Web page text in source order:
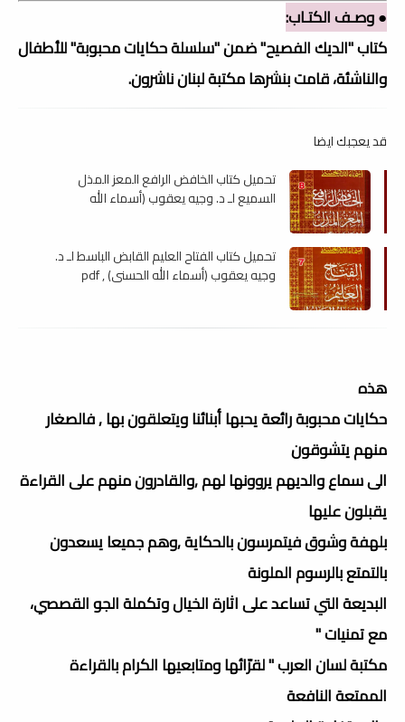
● وصـف الكتـاب:
كتاب "الديك الفصيح" ضمن "سلسلة حكايات محبوبة" للأطفال
والناشئة، قامت بنشرها مكتبة لبنان ناشرون.
قد يعجبك ايضا
تحميل كتاب الخافض الرافع المعز المذل
السميع لـ د. وجيه يعقوب (أسماء الله
تحميل كتاب الفتاح العليم القابض الباسط لـ د.
وجيه يعقوب (أسماء الله الحسنى) , pdf
هذه
حكايات محبوبة رائعة يحبها أبنائنا ويتعلقون بها , فالصغار
منهم يتشوقون
الى سماع والديهم يروونها لهم ,والقادرون منهم على القراءة
يقبلون عليها
بلهفة وشوق فيتمرسون بالحكاية ,وهم جميعا يسعدون
بالتمتع بالرسوم الملونة
البديعة التي تساعد على اثارة الخيال وتكملة الجو القصصي،
مع تمنيات "
مكتبة لسان العرب " لقرّائها ومتابعيها الكرام بالقراءة
الممتعة النافعة